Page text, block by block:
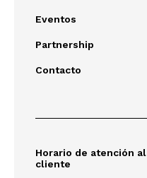
Eventos
Partnership
Contacto
Horario de atención al
cliente